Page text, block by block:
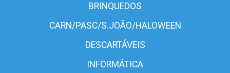
BRINQUEDOS
CARN/PASC/S.JOÃO/HALOWEEN
DESCARTÁVEIS
INFORMÁTICA